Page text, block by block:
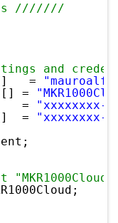
///////
and
=
=
=
"xxxxxxxx-
=
"xxxxxxxx-